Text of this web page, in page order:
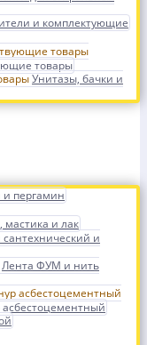
и комплектующие
товары
Унитазы, бачки и
и пергамин
мастика и лак
и
Лента ФУМ и нить